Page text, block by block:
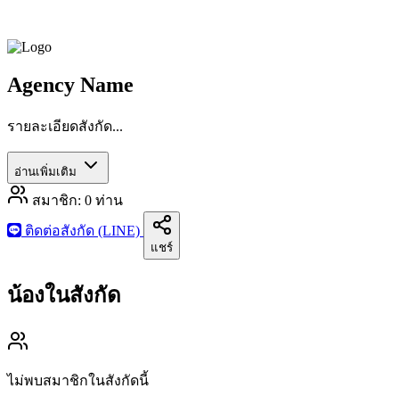
Agency Name
รายละเอียดสังกัด...
อ่านเพิ่มเติม
สมาชิก: 0 ท่าน
ติดต่อสังกัด (LINE)
แชร์
น้องในสังกัด
ไม่พบสมาชิกในสังกัดนี้